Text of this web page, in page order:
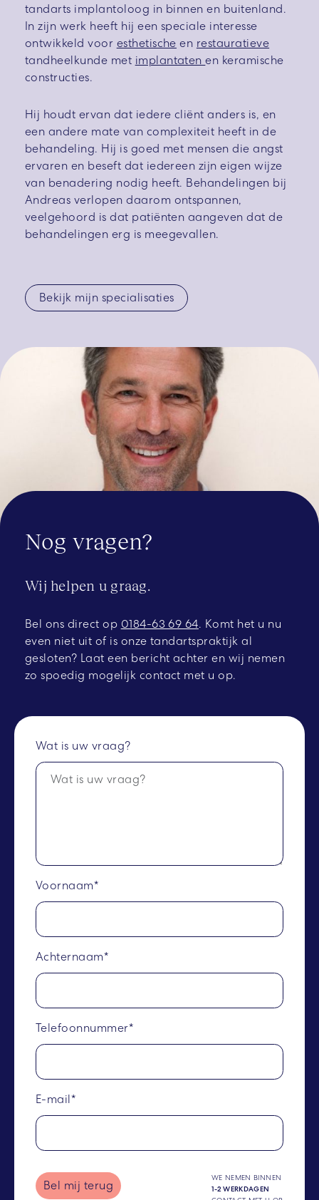
tandarts implantoloog in binnen en buitenland.
In zijn werk heeft hij een speciale interesse
ontwikkeld voor esthetische en restauratieve
tandheelkunde met implantatenen keramische
constructies.
Hij houdt ervan dat iedere cliënt anders is, en
een andere mate van complexiteit heeft in de
behandeling. Hij is goed met mensen die angst
ervaren en beseft dat iedereen zijn eigen wijze
van benadering nodig heeft. Behandelingen bij
Andreas verlopen daarom ontspannen,
veelgehoord is dat patiënten aangeven dat de
behandelingen erg is meegevallen.
Bekijk mijn specialisaties
Nog vragen?
Wij helpen u graag.
Bel ons direct op 0184-63 69 64. Komt het u nu
even niet uit of is onze tandartspraktijk al
gesloten? Laat een bericht achter en wij nemen
zo spoedig mogelijk contact met u op.
Wat is uw vraag?
Voornaam*
Achternaam*
Telefoonnummer*
E-mail*
Bel mij terug
WE NEMEN BINNEN
1-2 WERKDAGEN